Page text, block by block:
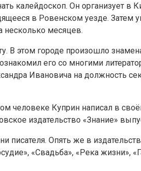
калейдоскоп. Он организует в
в Ровенском уезде. Затем
несколько месяцев.
В этом городе произошло
его со многими
Ивановича на должность
человеке Куприн написал в
издательство «Знание»
Опять же в
«Свадьба», «Река жизни»,